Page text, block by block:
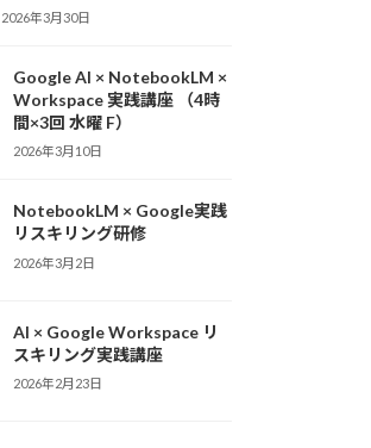
2026年3月30日
Google AI × NotebookLM ×
Workspace 実践講座 （4時
間×3回 水曜 F）
2026年3月10日
NotebookLM × Google実践
リスキリング研修
2026年3月2日
AI × Google Workspace リ
スキリング実践講座
2026年2月23日